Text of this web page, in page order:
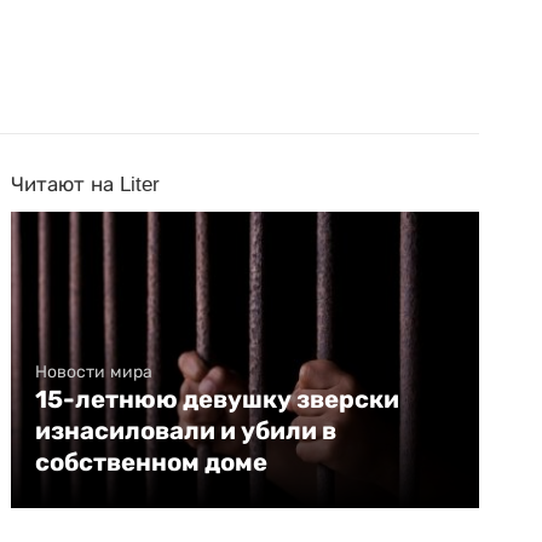
Читают на Liter
Новости мира
15-летнюю девушку зверски
изнасиловали и убили в
собственном доме